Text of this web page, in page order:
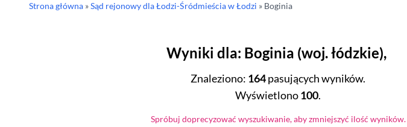
Strona główna »Sąd rejonowydla Łodzi-Śródmieścia w Łodzi » Boginia
Wyniki dla: Boginia (woj.łódzkie),
Znaleziono: 164pasujących wyników.
Wyświetlono100.
Spróbuj doprecyzować wyszukiwanie, aby zmniejszyć ilość wyników.